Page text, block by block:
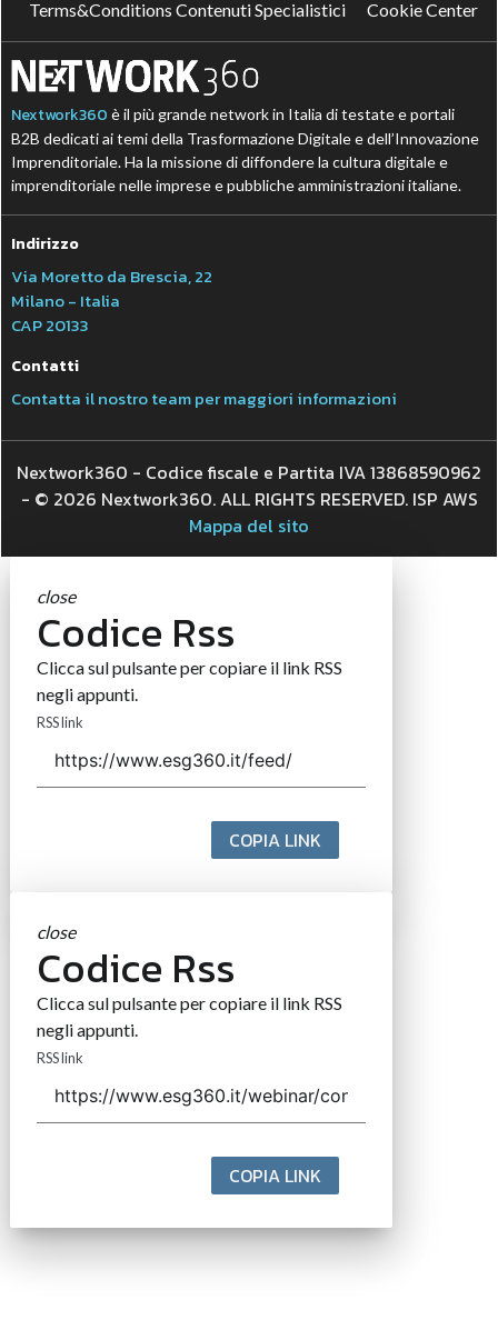
Terms&Conditions Contenuti Specialistici Cookie Center
Nextwork360 è il più grande network in Italia di testate e portali
B2B dedicati ai temi della Trasformazione Digitale e dell’Innovazione
Imprenditoriale. Ha la missione di diffondere la cultura digitale e
imprenditoriale nelle imprese e pubbliche amministrazioni italiane.
Indirizzo
Via Moretto da Brescia, 22
Milano - Italia
CAP 20133
Contatti
Contatta il nostro team per maggiori informazioni
Nextwork360 - Codice fiscale e Partita IVA 13868590962
- © 2026 Nextwork360. ALL RIGHTS RESERVED. ISP AWS
Mappa del sito
close
Codice Rss
Clicca sul pulsante per copiare il link RSS
negli appunti.
RSS link
COPIA LINK
close
Codice Rss
Clicca sul pulsante per copiare il link RSS
negli appunti.
RSS link
COPIA LINK